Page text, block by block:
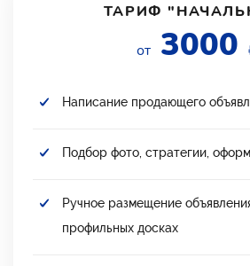
ТАРИФ
от 3000
Написание продающего
Подбор фото, стратегии,
Ручное размещение
профильных досках